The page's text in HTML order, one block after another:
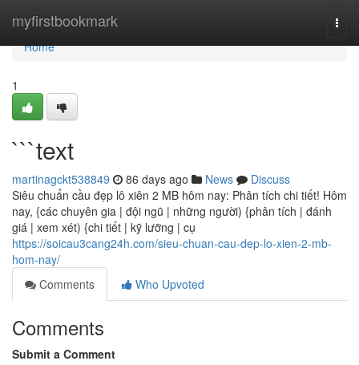
myfirstbookmark
Home
Home
1
```text
martinagckt538849 86 days ago News
Discuss
Siêu chuẩn cầu đẹp lô xiên 2 MB hôm nay: Phân tích chi tiết! Hôm
nay, {các chuyên gia | đội ngũ | những người) {phân tích | đánh
giá | xem xét) {chi tiết | kỹ lưỡng | cụ
https://soicau3cang24h.com/sieu-chuan-cau-dep-lo-xien-2-mb-
hom-nay/
Comments
Who Upvoted
Comments
Submit a Comment